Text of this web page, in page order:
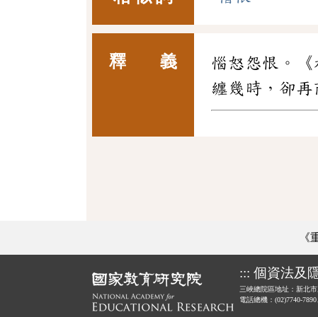
釋 義 惱怒怨恨。
纏幾時，卻再
《
::: 個資法及
三峽總院區地址：新北市
電話總機：(02)7740-7890